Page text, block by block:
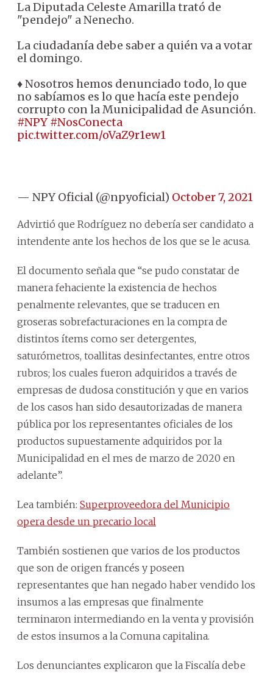
La Diputada Celeste Amarilla trató de
"pendejo" a Nenecho.
La ciudadanía debe saber a quién va a votar
el domingo.
♦ Nosotros hemos denunciado todo, lo que
no sabíamos es lo que hacía este pendejo
corrupto con la Municipalidad de Asunción.
#NPY #NosConecta
pic.twitter.com/oVaZ9r1ew1
— NPY Oficial (@npyoficial) October 7, 2021
Advirtió que Rodríguez no debería ser candidato a
intendente ante los hechos de los que se le acusa.
El documento señala que “se pudo constatar de
manera fehaciente la existencia de hechos
penalmente relevantes, que se traducen en
groseras sobrefacturaciones en la compra de
distintos ítems como ser detergentes,
saturómetros, toallitas desinfectantes, entre otros
rubros; los cuales fueron adquiridos a través de
empresas de dudosa constitución y que en varios
de los casos han sido desautorizadas de manera
pública por los representantes oficiales de los
productos supuestamente adquiridos por la
Municipalidad en el mes de marzo de 2020 en
adelante”.
Lea también: Superproveedora del Municipio
opera desde un precario local
También sostienen que varios de los productos
que son de origen francés y poseen
representantes que han negado haber vendido los
insumos a las empresas que finalmente
terminaron intermediando en la venta y provisión
de estos insumos a la Comuna capitalina.
Los denunciantes explicaron que la Fiscalía debe